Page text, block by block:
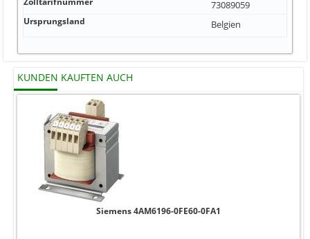
73089059
Ursprungsland Belgien
KUNDEN KAUFTEN AUCH
Siemens 4AM6196-0FE60-0FA1